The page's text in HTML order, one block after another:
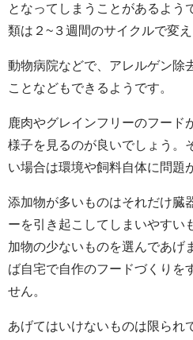
となってしまうことがあるよう
類は２~３週間のサイクルで変え
動物病院などで、アレルゲン除
ことなどもできるようです。
鹿肉やグレインフリーのフード
様子を見るのが良いでしょう。
い場合は環境や飼料自体に問題
添加物が多いものはそれだけ臓
ーを引き起こしてしまいやすい
加物の少ないものを選んであげ
ば自宅で自作のフードづくりを
せん。
あげてはいけないものは限られ